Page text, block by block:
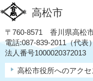
高松市
〒760-8571 香川県高松
電話:087-839-2011（代表
法人番号1000020372013
高松市役所へのアクセ